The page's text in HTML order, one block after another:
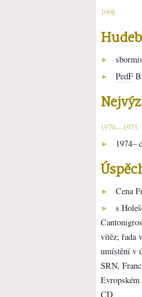
1998
►
► PedF
1970—1973
► 1974–
► Cena
► s
vítěz; řada
umístění v
SRN,
CD